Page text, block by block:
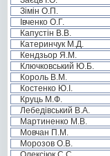
Зімін О.П.
Івченко О.Г.
Капустін В.В.
Катеринчук М.Д.
Кендзьор Я.М.
Ключковський Ю.Б.
Король В.М.
Костенко Ю.І.
Круць М.Ф.
Лебедівський В.А.
Мартиненко М.В.
Мовчан П.М.
Морозов О.В.